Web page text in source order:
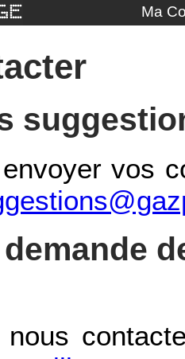
Ma
vos
nous